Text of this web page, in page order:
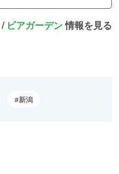
/ ビアガーデン情報を見る
新潟